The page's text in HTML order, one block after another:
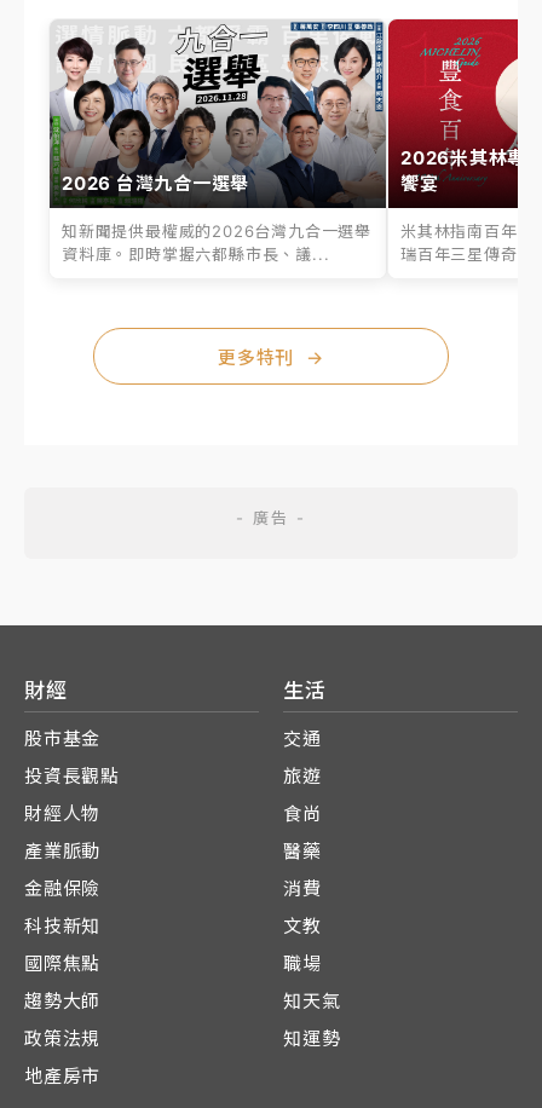
2026 台灣九合一選舉
知新聞提供最權威的2026台灣九合一選舉
資料庫。即時掌握六都縣市長、議...
2026米其林專
饗宴
米其林指南百年之
瑞百年三星傳奇、
更多特刊 →
財經
股市基金
投資長觀點
財經人物
產業脈動
金融保險
科技新知
國際焦點
趨勢大師
政策法規
地產房市
生活
交通
旅遊
食尚
醫藥
消費
文教
職場
知天氣
知運勢